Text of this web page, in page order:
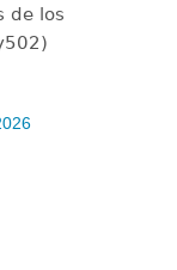
de los